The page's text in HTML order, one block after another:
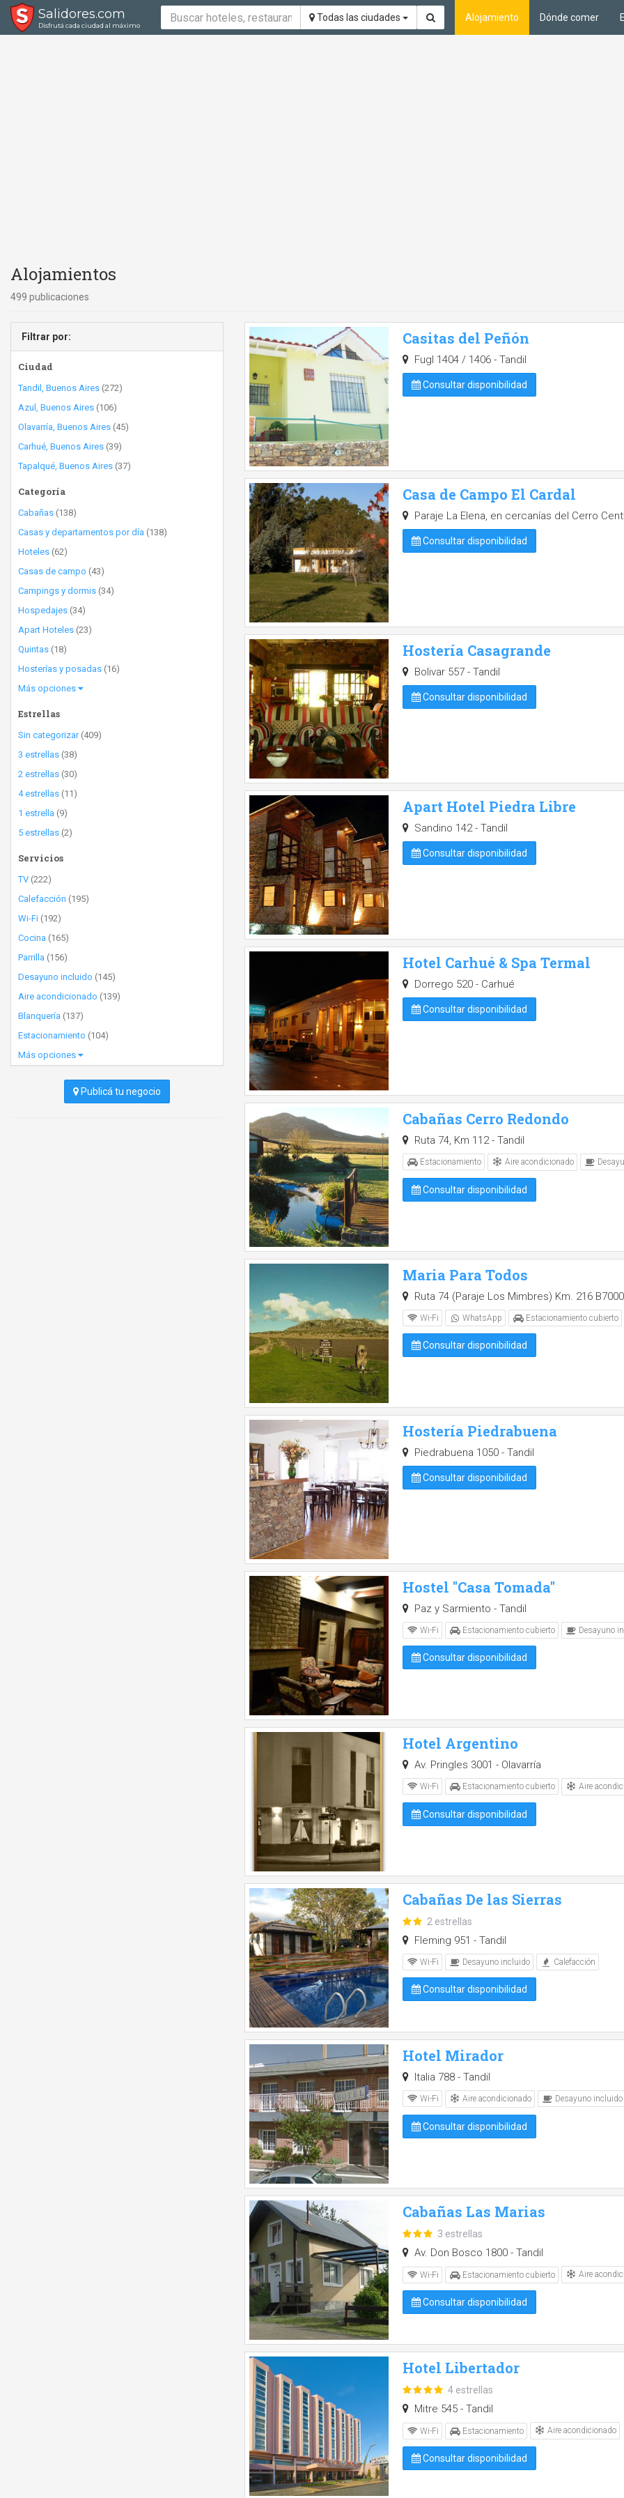
Salidores.com
Disfrutá cada ciudad al máximo
Todas las ciudades Alojamiento Dónde comer
Alojamientos
499 publicaciones
Filtrar por:
Ciudad
Tandil, Buenos Aires (272)
Azul, Buenos Aires (106)
Olavarría, Buenos Aires (45)
Carhué, Buenos Aires (39)
Tapalqué, Buenos Aires (37)
Categoría
Cabañas (138)
Casas y departamentos por día (138)
Hoteles (62)
Casas de campo (43)
Campings y dormis (34)
Hospedajes (34)
Apart Hoteles (23)
Quintas (18)
Hosterías y posadas (16)
Más opciones
Estrellas
Sin categorizar(409)
3 estrellas (38)
2 estrellas (30)
4 estrellas (11)
1 estrella (9)
5 estrellas (2)
Servicios
TV (222)
Calefacción (195)
Wi-Fi (192)
Cocina (165)
Parrilla (156)
Desayuno incluido (145)
Aire acondicionado (139)
Blanquería (137)
Estacionamiento (104)
Más opciones
Publicá tu negocio
Casitas del Peñón
Fugl 1404 / 1406 - Tandil
Consultar disponibilidad
Casa de Campo El Cardal
Paraje La Elena, en cercanías del Cerro
Consultar disponibilidad
Hostería Casagrande
Bolivar 557 - Tandil
Consultar disponibilidad
Apart Hotel Piedra Libre
Sandino 142 - Tandil
Consultar disponibilidad
Hotel Carhué & Spa Termal
Dorrego 520 - Carhué
Consultar disponibilidad
Cabañas Cerro Redondo
Ruta 74, Km 112 - Tandil
Estacionamiento Aire acondicionado
Consultar disponibilidad
Maria Para Todos
Ruta 74 (Paraje Los Mimbres) Km. 216
Wi-Fi WhatsApp Estacionamiento cubierto
Consultar disponibilidad
Hostería Piedrabuena
Piedrabuena 1050 - Tandil
Consultar disponibilidad
Hostel "Casa Tomada"
Paz y Sarmiento - Tandil
Wi-Fi Estacionamiento cubierto Desayuno
Consultar disponibilidad
Hotel Argentino
Av. Pringles 3001 - Olavarría
Wi-Fi Estacionamiento cubierto Aire
Consultar disponibilidad
Cabañas De las Sierras
2 estrellas
Fleming 951 - Tandil
Wi-Fi Desayuno incluido Calefacción
Consultar disponibilidad
Hotel Mirador
Italia 788 - Tandil
Wi-Fi Aire acondicionado Desayuno incluido
Consultar disponibilidad
Cabañas Las Marias
3 estrellas
Av. Don Bosco 1800 - Tandil
Wi-Fi Estacionamiento cubierto Aire
Consultar disponibilidad
Hotel Libertador
4 estrellas
Mitre 545 - Tandil
Wi-Fi Estacionamiento Aire acondicionado
Consultar disponibilidad